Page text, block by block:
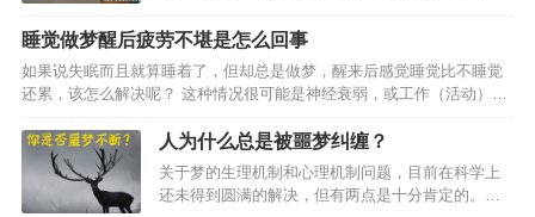
你为了一个目标拼尽全力，结果心里却始终没有
底，甚至越来越焦虑？听起来是不是有点怪？你是
么还是这么焦虑？”其实，这背后有些心理学原理在
作怪，我们得…
不是，对待不同的人，有不同的表现这当然是没有
问题的，只是这两种不同的对待方式潜意识中体现
了一种心理问题。01为什么越亲密的人，会表现得
越不耐烦？与不怎么熟悉的人相处，许多人潜意识
里还是想要展现自己美好的一面，所以会在相处的
过程中尽可能的克制自己的脾气，而和熟悉的人相
处，由于过于亲密，不在乎亲密人对自己的看法，
没有内心防线，很容易不自然的就表现自己的心理
睡觉做梦醒后疲劳不堪是怎么回事
如果说失眠而且就算睡着了，但却总是做梦，醒来后感觉睡觉比不睡觉
还累，该怎么解决呢？ 这种情况很可能是神经衰弱，或工作（活动）量
较大，肌肉得不到较好的放松，或作息不规律所造成的。对于这些情况
提出如下建议：对于神经衰弱的情况，你可以试一试每天睡前热水加醋
泡脚半小时，同时吃一两根葱白。你也可以在睡醒后采用呼吸调节法
——长长地、慢慢地吸气。你可以将你的肺部想象成一个气球，你想尽
量将这个气球充满。当你感到气球已经全部膨胀了起来，就表明已经气
人为什么总是被噩梦纠缠？
关于梦的生理机制和心理机制问题，目前在科学上
还未得到圆满的解决，但有两点是十分肯定的。如